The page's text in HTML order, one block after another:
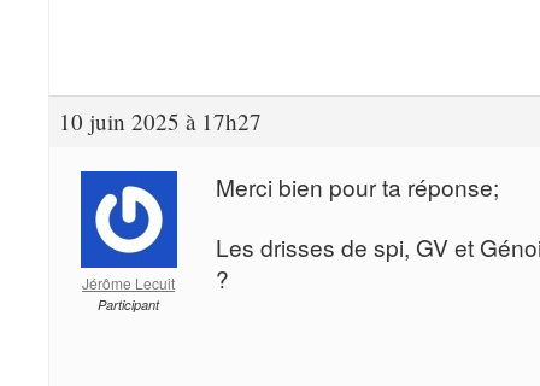
10 juin 2025 à 17h27
Jérôme Lecuit
Participant
Merci bien pour ta réponse;
Les drisses de spi, GV et
?